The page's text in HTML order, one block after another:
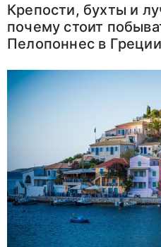
Крепости, бухты и
почему стоит
Пелопоннес в Греции